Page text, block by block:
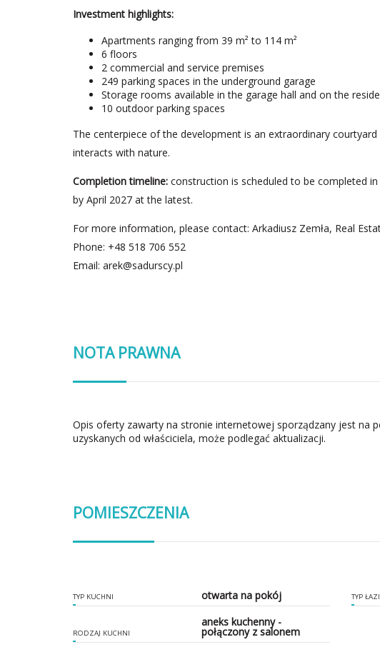
Investment highlights:
Apartments ranging from 39 m² to 114 m²
6 floors
2 commercial and service premises
249 parking spaces in the underground garage
Storage rooms available in the garage hall and on the
10 outdoor parking spaces
The centerpiece of the development is an extraordinary
interacts with nature.
Completion timeline: construction is scheduled to be completed
by April 2027 at the latest.
For more information, please contact: Arkadiusz Zemła, Real
Phone: +48 518 706 552
Email: arek@sadurscy.pl
NOTA PRAWNA
Opis oferty zawarty na stronie internetowej sporządzany jest na
uzyskanych od właściciela, może podlegać aktualizacji.
POMIESZCZENIA
TYP KUCHNI otwarta na pokój
RODZAJ KUCHNI
aneks kuchenny -
połączony z salonem
TYP